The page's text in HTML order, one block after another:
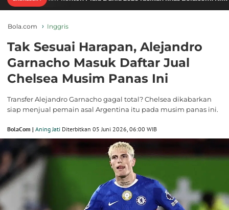
Bola.com Inggris
Tak Sesuai Harapan, Alejandro
Garnacho Masuk Daftar Jual
Chelsea Musim Panas Ini
Transfer Alejandro Garnacho gagal total? Chelsea dikabarkan
siap menjual pemain asal Argentina itu pada musim panas ini.
BolaCom | Aning Jati Diterbitkan 05 Juni 2026, 06:00 WIB